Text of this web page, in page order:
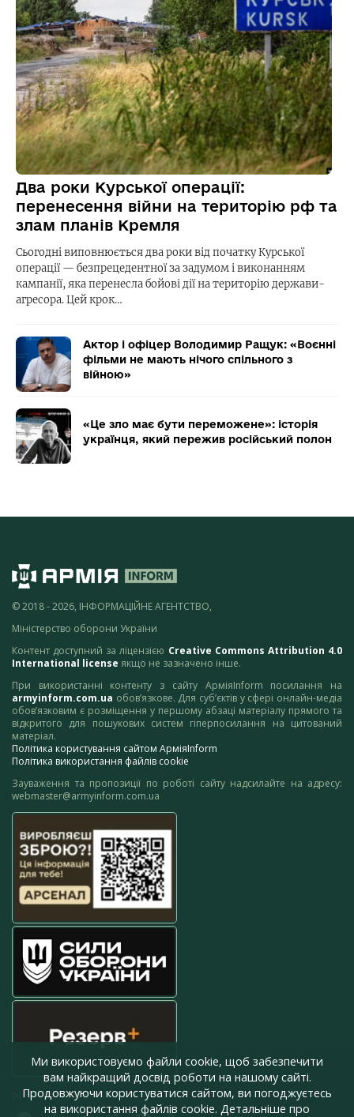
Два роки Курської операції:
перенесення війни на територію рф та
злам планів Кремля
Сьогодні виповнюється два роки від початку Курської
операції — безпрецедентної за задумом і виконанням
кампанії, яка перенесла бойові дії на територію держави-
агресора. Цей крок…
Актор і офіцер Володимир Ращук: «Воєнні
фільми не мають нічого спільного з
війною»
«Це зло має бути переможене»: історія
українця, який пережив російський полон
© 2018 - 2026, ІНФОРМАЦІЙНЕ АГЕНТСТВО,
Міністерство оборони України
Контент доступний за ліцензією Creative Commons Attribution 4.0
International license якщо не зазначено інше.
При використанні контенту з сайту АрміяInform посилання на
armyinform.com.ua обов’язкове. Для суб’єктів у сфері онлайн-медіа
обов’язковим є розміщення у першому абзаці матеріалу прямого та
відкритого для пошукових систем гіперпосилання на цитований
матеріал.
Політика користування сайтом АрміяInform
Політика використання файлів cookie
Зауваження та пропозиції по роботі сайту надсилайте на адресу:
webmaster@armyinform.com.ua
press@armyinform.com.ua
Ми використовуємо файли cookie, щоб забезпечити
вам найкращий досвід роботи на нашому сайті.
Продовжуючи користуватися сайтом, ви погоджуєтесь
на використання файлів cookie. Детальніше про